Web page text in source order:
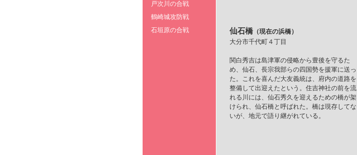
戸次川の合戦
鶴崎城攻防戦
石垣原の合戦
仙石橋 （現在の浜橋）
大分市千代町４丁目
関白秀吉は島津軍の侵略から豊後を守るた
め、仙石、長宗我部らの四国勢を援軍に送っ
た。これを喜んだ大友義統は、府内の道路を
整備して出迎えたという。住吉神社の前を流
れる川には、仙石秀久を迎えるための橋が架
けられ、仙石橋と呼ばれた。橋は現存してな
いが、地元で語り継がれている。